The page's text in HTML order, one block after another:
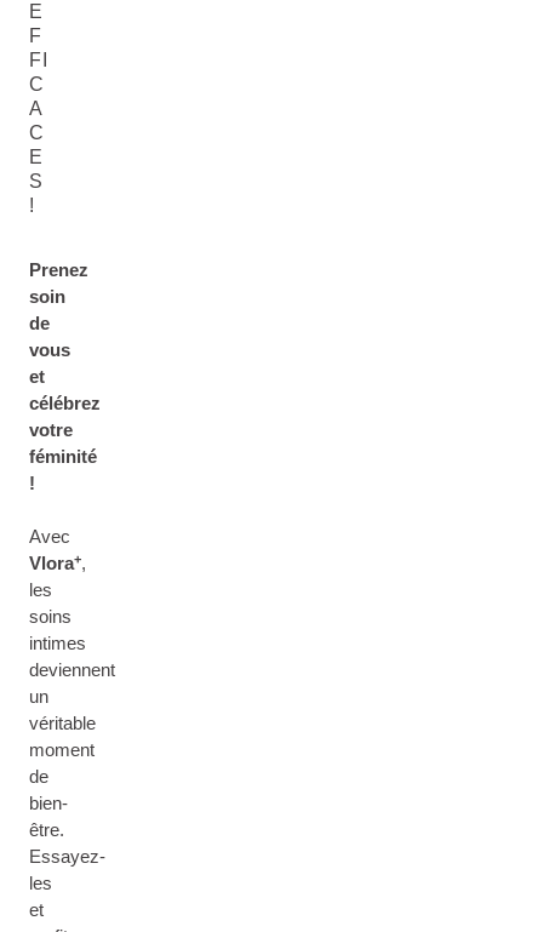
E
F
FI
C
A
C
E
S
!
Prenez
soin
de
vous
et
célébrez
votre
féminité
!
Avec
Vlora+,
les
soins
intimes
deviennent
un
véritable
moment
de
bien-
être.
Essayez-
les
et